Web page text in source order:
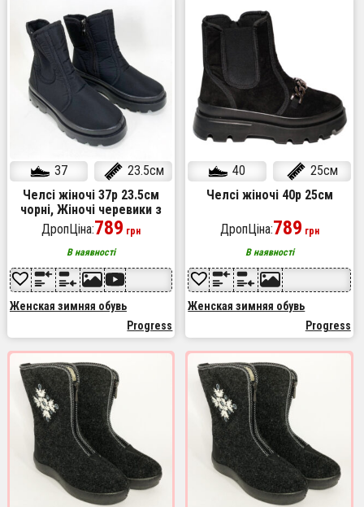
37
23.5см
Челсі жіночі 37р 23.5см
чорні, Жіночі черевики з
нейлону, Жіночі черевики зі
штучним хутром
ДропЦіна:789 грн
В наявності
Женская зимняя обувь
Progress
40
25см
Челсі жіночі 40р 25см
ДропЦіна:789 грн
В наявності
Женская зимняя обувь
Progress